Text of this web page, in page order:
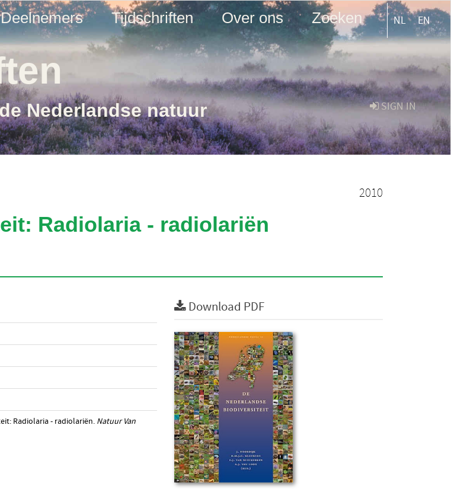
Deelnemers Tijdschriften Over ons Zoeken NL EN
SIGN IN
Nederlandse natuur
2010
Radiolaria - radiolariën
Radiolaria - radiolariën. Natuur Van
Download PDF